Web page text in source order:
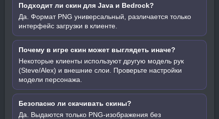
Подходит ли скин для Java и Bedrock?
Да. Формат PNG универсальный, различается только
интерфейс загрузки в клиенте.
Почему в игре скин может выглядеть иначе?
Некоторые клиенты используют другую модель рук
(Steve/Alex) и внешние слои. Проверьте настройки
модели персонажа.
Безопасно ли скачивать скины?
Да. Выдаются только PNG-изображения без